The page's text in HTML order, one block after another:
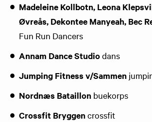
Madeleine Kollbotn, Leona
Øvreås, Dekontee Manyeah, Bec
Fun Run Dancers
Annam Dance Studiodans
Jumping Fitness v/Sammen
Nordnæs Bataillon buekorps
Crossfit Bryggencrossfit